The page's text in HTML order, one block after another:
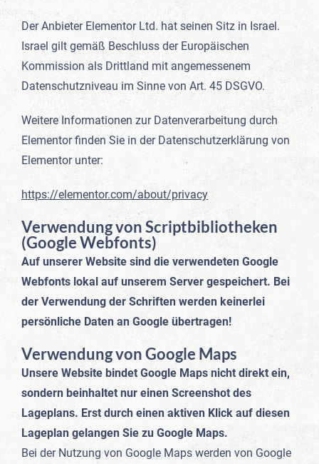
Der Anbieter Elementor Ltd. hat seinen Sitz in Israel.
Israel gilt gemäß Beschluss der Europäischen
Kommission als Drittland mit angemessenem
Datenschutzniveau im Sinne von Art. 45 DSGVO.
Weitere Informationen zur Datenverarbeitung durch
Elementor finden Sie in der Datenschutzerklärung von
Elementor unter:
https://elementor.com/about/privacy
Verwendung von Scriptbibliotheken
(Google Webfonts)
Auf unserer Website sind die verwendeten Google
Webfonts lokal auf unserem Server gespeichert. Bei
der Verwendung der Schriften werden keinerlei
persönliche Daten an Google übertragen!
Verwendung von Google Maps
Unsere Website bindet Google Maps nicht direkt ein,
sondern beinhaltet nur einen Screenshot des
Lageplans. Erst durch einen aktiven Klick auf diesen
Lageplan gelangen Sie zu Google Maps.
Bei der Nutzung von Google Maps werden von Google